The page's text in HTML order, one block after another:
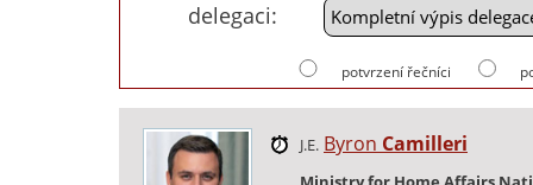
delegaci:
potvrzení řečníci
J.E. Byron Camilleri